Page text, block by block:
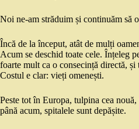
Noi ne-am străduim și continuăm să
Încă de la început, atât de mulți
Acum se deschid toate cele. Înțeleg
foarte mult ca o consecință directă,
Costul e clar: vieți omenești.
Peste tot în Europa, tulpina cea
până acum, spitalele sunt depășite.